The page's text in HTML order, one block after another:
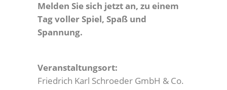
Melden Sie sich jetzt an, zu einem
Tag voller Spiel, Spaß und
Spannung.
Veranstaltungsort:
Friedrich Karl Schroeder GmbH & Co.